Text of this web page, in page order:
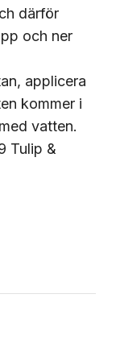
därför
och ner
applicera
kommer i
vatten.
Tulip &